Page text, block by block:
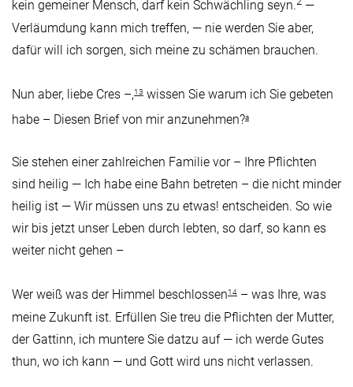
kein gemeiner Mensch, darf kein Schwächling seyn.
—
Verläumdung kann mich treffen, — nie werden Sie aber,
dafür will ich sorgen, sich meine zu schämen brauchen.
Nun aber, liebe Cres –,13 wissen Sie warum ich Sie gebeten
habe – Diesen Brief von mir anzunehmen?a
Sie stehen einer zahlreichen Familie vor – Ihre Pflichten
sind heilig — Ich habe eine Bahn betreten – die nicht minder
heilig ist — Wir müssen uns zu etwas! entscheiden. So wie
wir bis jetzt unser Leben durch lebten, so darf, so kann es
weiter nicht gehen –
Wer weiß was der Himmel beschlossen14 – was Ihre, was
meine Zukunft ist. Erfüllen Sie treu die Pflichten der Mutter,
der Gattinn, ich muntere Sie datzu auf — ich werde Gutes
thun, wo ich kann — und Gott wird uns nicht verlassen.